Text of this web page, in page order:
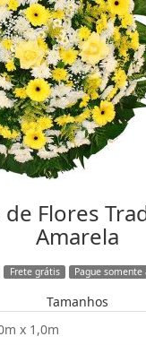
de Flores
Amarela
Frete grátis Pague somente
Tamanhos
x 1,0m